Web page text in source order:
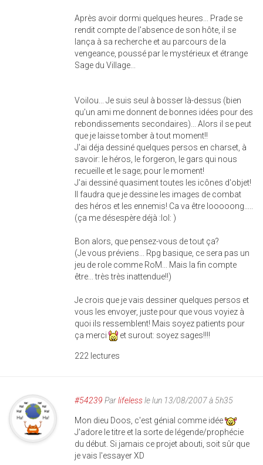
Après avoir dormi quelques heures... Prade se
rendit compte de l'absence de son hôte, il se
lança à sa recherche et au parcours de la
vengeance, poussé par le mystérieux et étrange
Sage du Village...
Voilou... Je suis seul à bosser là-dessus (bien
qu'un ami me donnent de bonnes idées pour des
rebondissements secondaires)... Alors il se peut
que je laisse tomber à tout moment!!
J'ai déja dessiné quelques persos en charset, à
savoir: le héros, le forgeron, le gars qui nous
recueille et le sage; pour le moment!
J'ai dessiné quasiment toutes les icônes d'objet!
Il faudra que je dessine les images de combat
des héros et les ennemis! Ca va être looooong.....
(ça me désespère déjà :lol: )
Bon alors, que pensez-vous de tout ça?
(Je vous préviens... Rpg basique, ce sera pas un
jeu de role comme RoM... Mais la fin compte
être... très très inattendue!!)
Je crois que je vais dessiner quelques persos et
vous les envoyer, juste pour que vous voyiez à
quoi ils ressemblent! Mais soyez patients pour
ça merci
et surout: soyez sages!!!!
222 lectures
#54239 Parlifelessle lun 13/08/2007 à 5h35
Mon dieu Doos, c'est génial comme idée
J'adore le titre et la sorte de légende/prophécie
du début. Si jamais ce projet abouti, soit sûr que
je vais l'essayer XD